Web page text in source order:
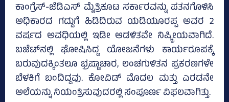
ಕಾಂಗ್ರೆಸ್‌-ಜೆಡಿಎಸ್‌ ಮೈತ್ರಿಕೂಟ ಸರ್ಕಾರವನ್ನು ಪತನಗೊಳಿಸಿ
ಅಧಿಕಾರದ ಗದ್ದುಗೆ ಹಿಡಿದಿರುವ ಯಡಿಯೂರಪ್ಪ ಅವರ 2
ವರ್ಷದ ಅವಧಿಯಲ್ಲಿ ಇಡೀ ಆಡಳಿತವೇ ನಿಷ್ಕ್ರೀಯವಾಗಿದೆ.
ಬಜೆಟ್‌ನಲ್ಲಿ ಘೋಷಿಸಿದ್ದ ಯೋಜನೆಗಳು ಕಾರ್ಯರೂಪಕ್ಕೆ
ಬರುವುದಕ್ಕಿಂತಲೂ ಭ್ರಷ್ಟಾಚಾರ, ಲಂಚಗುಳಿತನ ಪ್ರಕರಣಗಳೇ
ಬೆಳಕಿಗೆ ಬಂದಿದ್ದವು. ಕೋವಿಡ್‌ ಮೊದಲ ಮತ್ತು ಎರಡನೇ
ಅಲೆಯನ್ನು ನಿಯಂತ್ರಿಸುವುದರಲ್ಲಿ ಸಂಪೂರ್ಣ ವಿಫಲವಾಗಿತ್ತು.